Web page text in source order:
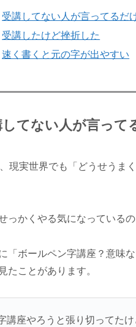
受講してない人が言ってるだ
受講したけど挫折した
速く書くと元の字が出やすい
してない人が言って
現実世界でも「どうせうま
っかくやる気になっているの
「ボールペン字講座？意味
たことがあります。
講座やろうと張り切ってた